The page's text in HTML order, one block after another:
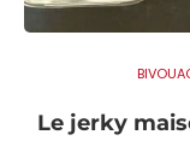
Le jerky